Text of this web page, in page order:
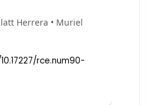
Herrera • Muriel
rce.num90-